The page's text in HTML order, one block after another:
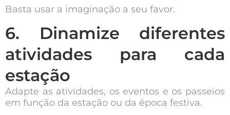
Basta usar a imaginação a seu favor.
6. Dinamize diferentes
atividades para cada
estação
Adapte as atividades, os eventos e os passeios
em função da estação ou da época festiva.